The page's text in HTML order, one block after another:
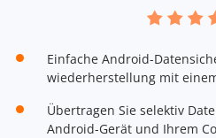
Einfache Android-
wiederherstellung mit
Übertragen Sie selektiv
Android-Gerät und Ihrem